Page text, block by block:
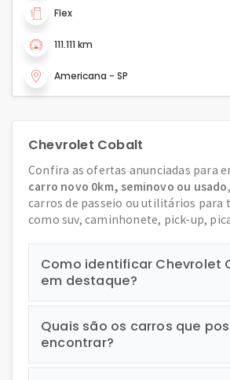
Flex
111.111 km
Americana - SP
Chevrolet Cobalt
Confira as ofertas anunciadas para
carro novo 0km, seminovo ou usado
carros de passeio ou utilitários para
como suv, caminhonete, pick-up,
Como identificar Chevrolet
em destaque?
Quais são os carros que
encontrar?